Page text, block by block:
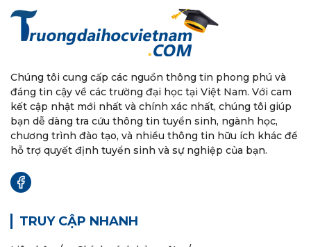
Chúng tôi cung cấp các nguồn thông tin phong phú và
đáng tin cậy về các trường đại học tại Việt Nam. Với cam
kết cập nhật mới nhất và chính xác nhất, chúng tôi giúp
bạn dễ dàng tra cứu thông tin tuyển sinh, ngành học,
chương trình đào tạo, và nhiều thông tin hữu ích khác để
hỗ trợ quyết định tuyển sinh và sự nghiệp của bạn.
TRUY CẬP NHANH